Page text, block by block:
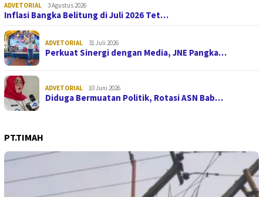
ADVETORIAL 3 Agustus 2026
Inflasi Bangka Belitung di Juli 2026 Tet…
ADVETORIAL 31 Juli 2026
Perkuat Sinergi dengan Media, JNE Pangka…
ADVETORIAL 10 Juni 2026
Diduga Bermuatan Politik, Rotasi ASN Bab…
PT.TIMAH